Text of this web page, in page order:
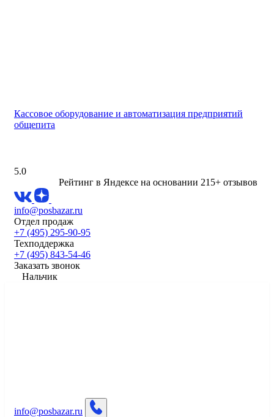
Кассовое оборудование и автоматизация предприятий
общепита
5.0
Рейтинг в Яндексе на основании 215+ отзывов
info@posbazar.ru
Отдел продаж
+7 (495) 295-90-95
Техподдержка
+7 (495) 843-54-46
Заказать звонок
Нальчик
info@posbazar.ru